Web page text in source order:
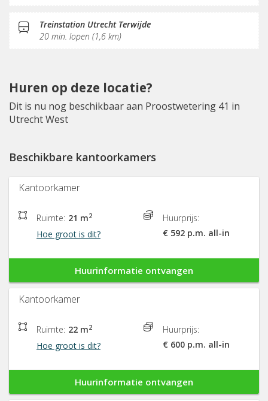
Treinstation Utrecht Terwijde
20 min. lopen (1,6 km)
Huren op deze locatie?
Dit is nu nog beschikbaar aan Proostwetering 41 in
Utrecht West
Beschikbare kantoorkamers
Kantoorkamer
Ruimte: 21 m2
Hoe groot is dit?
Huurprijs:
€ 592 p.m. all-in
Huurinformatie ontvangen
Kantoorkamer
Ruimte: 22 m2
Hoe groot is dit?
Huurprijs:
€ 600 p.m. all-in
Huurinformatie ontvangen